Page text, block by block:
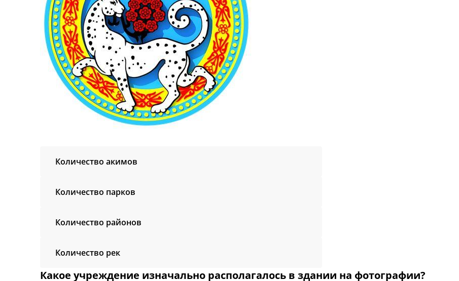
Количество акимов
Количество парков
Количество районов
Количество рек
Какое учреждение изначально располагалось в здании на фотографии?